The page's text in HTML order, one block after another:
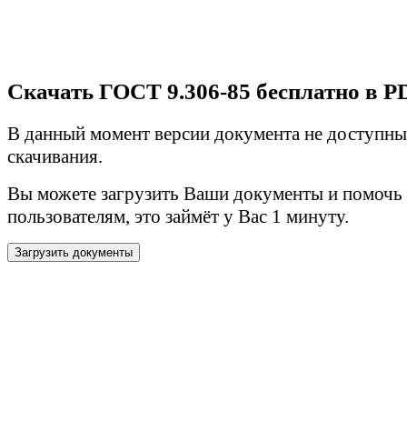
Скачать ГОСТ 9.306-85 бесплатно в
В данный момент версии документа не
скачивания.
Вы можете загрузить Ваши документы и
пользователям, это займёт у Вас 1 минуту.
Загрузить документы